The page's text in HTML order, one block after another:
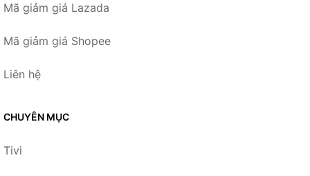
Mã giảm giá Lazada
Mã giảm giá Shopee
Liên hệ
CHUYÊN MỤC
Tivi